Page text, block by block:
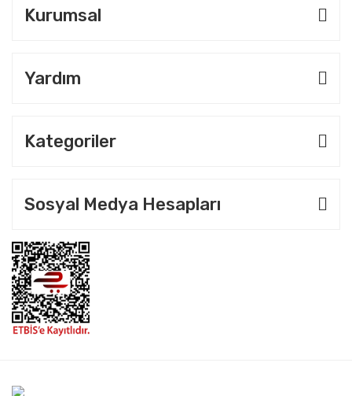
Kurumsal
Yardım
Kategoriler
Sosyal Medya Hesapları